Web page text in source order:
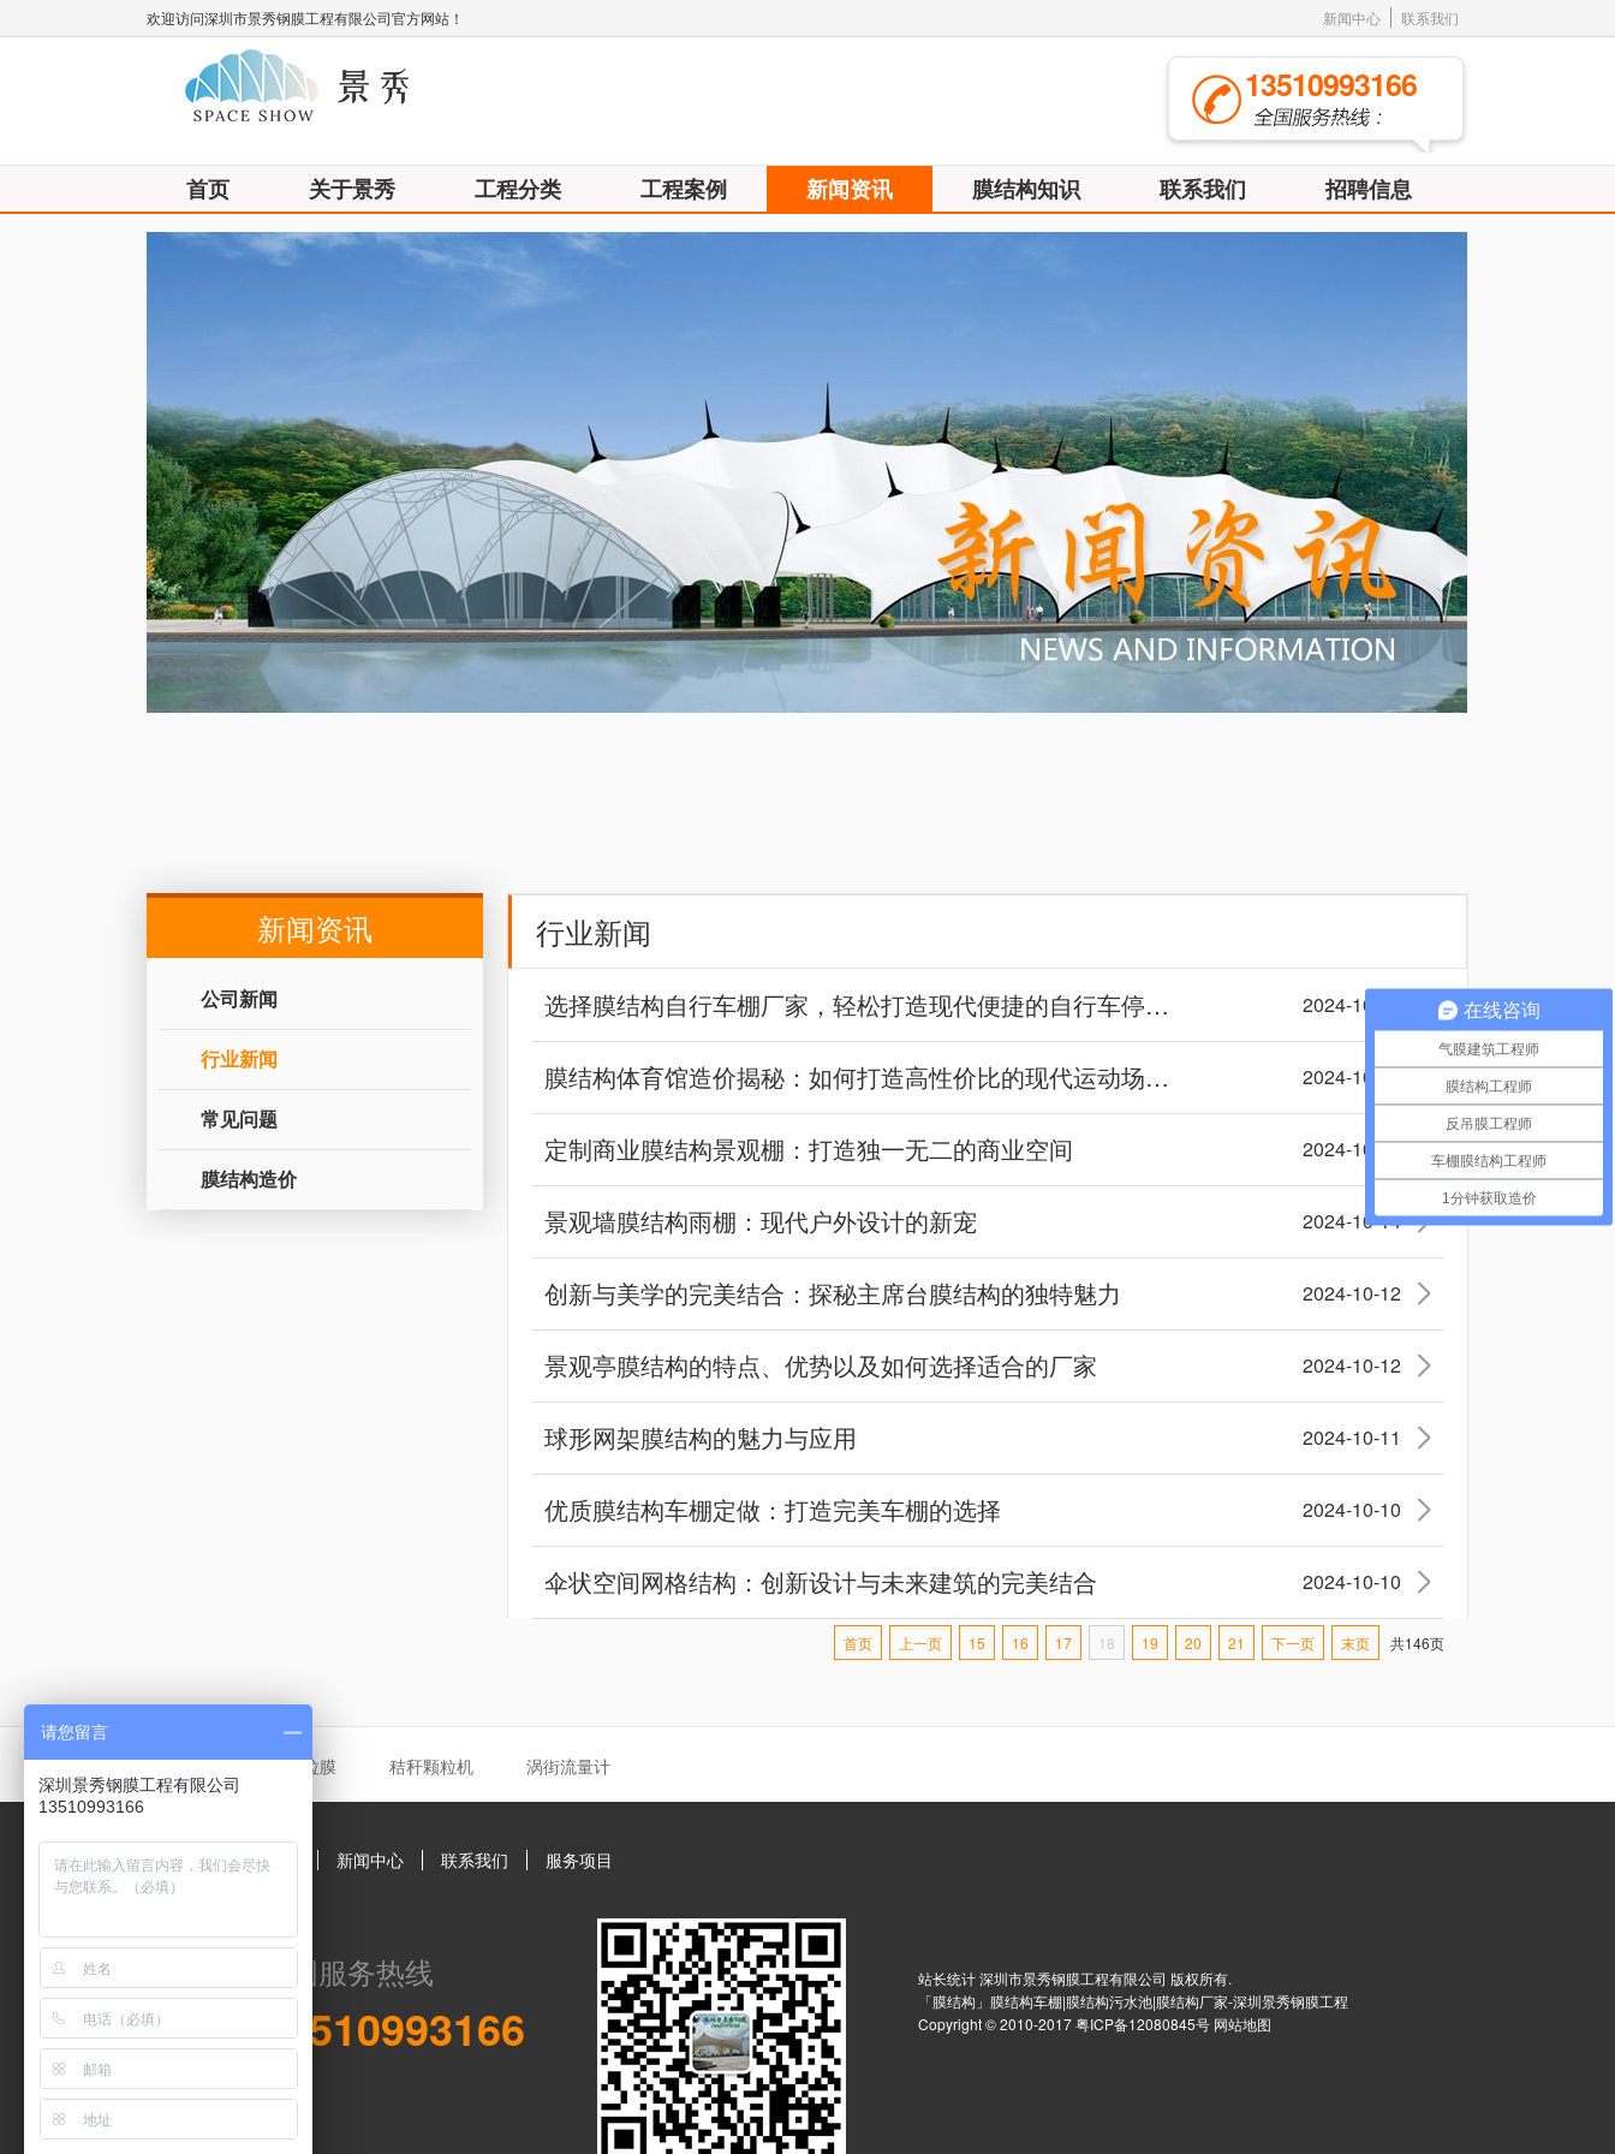
欢迎访问深圳市景秀钢膜工程有限公司官方网站！ 新闻中心 联系我们
13510993166
首页 关于景秀 工程分类 工程案例 新闻资讯 膜结构知识 联系我们 招聘信息
新闻资讯
公司新闻
行业新闻
常见问题
膜结构造价
行业新闻
选择膜结构自行车棚厂家，轻松打造现代便捷的自行车停… 2024-10-16
膜结构体育馆造价揭秘：如何打造高性价比的现代运动场… 2024-10-15
定制商业膜结构景观棚：打造独一无二的商业空间 2024-10-15
景观墙膜结构雨棚：现代户外设计的新宠 2024-10-14
创新与美学的完美结合：探秘主席台膜结构的独特魅力 2024-10-12
景观亭膜结构的特点、优势以及如何选择适合的厂家 2024-10-12
球形网架膜结构的魅力与应用 2024-10-11
优质膜结构车棚定做：打造完美车棚的选择 2024-10-10
伞状空间网格结构：创新设计与未来建筑的完美结合 2024-10-10
首页 上一页 15 16 17 18 19 20 21 下一页 末页 共146页
友情链接 张拉膜 秸秆颗粒机 涡街流量计
深圳景秀公司简介 新闻中心 联系我们 服务项目
全国服务热线
13510993166
站长统计 深圳市景秀钢膜工程有限公司 版权所有.
「膜结构」膜结构车棚|膜结构污水池|膜结构厂家-深圳景秀钢膜工程
Copyright © 2010-2017粤ICP备12080845号 网站地图
在线咨询
气膜建筑工程师
膜结构工程师
反吊膜工程师
车棚膜结构工程师
1分钟获取造价
请您留言
深圳景秀钢膜工程有限公司
13510993166